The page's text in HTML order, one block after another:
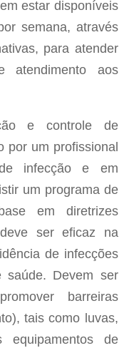
estar disponíveis
semana, através
para atender
atendimento aos
e controle de
por um profissional
infecção e em
um programa de
em diretrizes
ser eficaz na
de infecções
saúde. Devem ser
barreiras
tais como luvas,
equipamentos de